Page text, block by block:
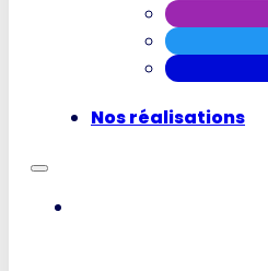
Nos réalisations